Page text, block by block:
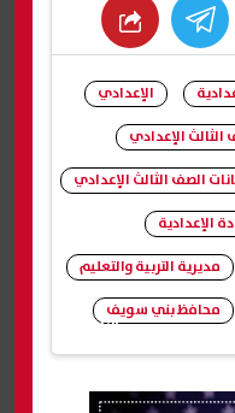
شارك
الإعدادي
الثالث الإعدادي
الصف الثالث الإعدادي
الإعدادية
مديرية التربية والتعليم
محافظ بني سويف